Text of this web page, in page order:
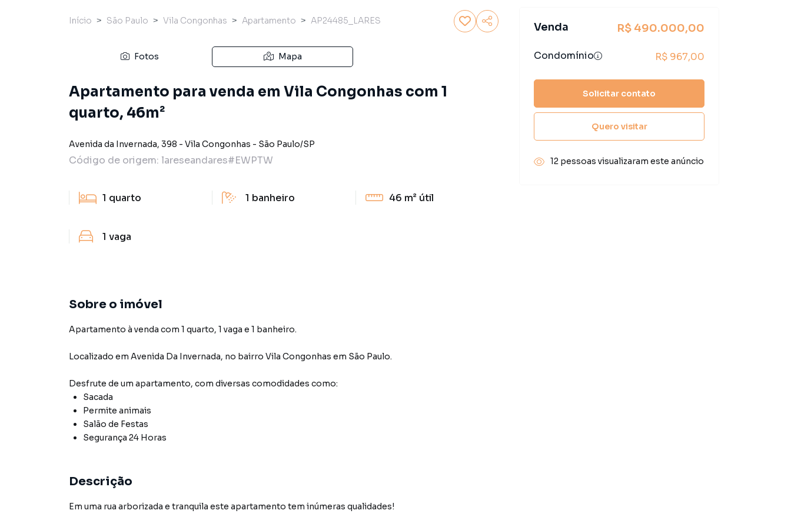
Início São Paulo Vila Congonhas Apartamento AP24485_LARES
Fotos Mapa
Apartamento para venda em Vila Congonhas com 1
quarto, 46m²
Avenida da Invernada, 398 - Vila Congonhas - São Paulo/SP
Código de origem: lareseandares#EWPTW
1 quarto 1 banheiro 46 m² útil
1 vaga
Sobre o imóvel
Apartamento à venda com 1 quarto, 1 vaga e 1 banheiro.
Localizado em Avenida Da Invernada, no bairro Vila Congonhas em São Paulo.
Desfrute de um apartamento, com diversas comodidades como:
Sacada
Permite animais
Salão de Festas
Segurança 24 Horas
Descrição
Em uma rua arborizada e tranquila este apartamento tem inúmeras qualidades!
Venda R$ 490.000,00
Condomínio R$ 967,00
Solicitar contato
Quero visitar
12 pessoas visualizaram este anúncio